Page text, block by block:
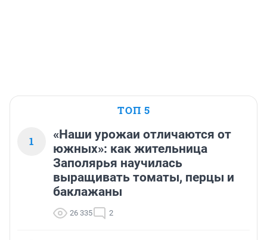
ТОП 5
1
«Наши урожаи отличаются от
южных»: как жительница
Заполярья научилась
выращивать томаты, перцы и
баклажаны
26 335 2